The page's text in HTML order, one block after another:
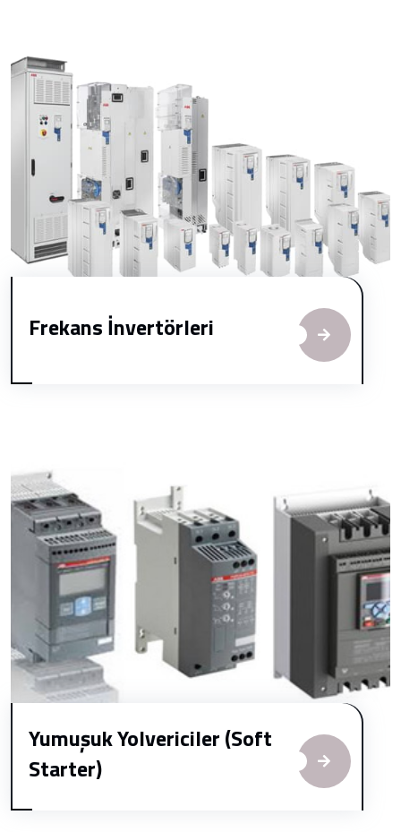
Frekans İnvertörleri
Yumuşuk Yolvericiler (Soft
Starter)